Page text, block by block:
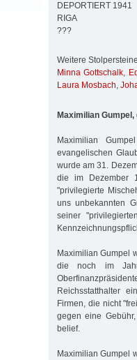
DEPORTIERT 1941
RIGA
???
Weitere
Minna Gottschalk,
Laura Mosbach,
Maximilian Gumpel,
Maximilian
evangelischen
wurde am 31.
die im Dezember
"privilegierte
uns unbekannten
seiner
Maximilian Gumpel
die noch im
Reichsstatthalter
Firmen, die nicht
gegen eine
belief.
Maximilian Gumpel